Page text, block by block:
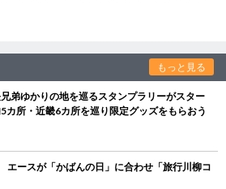
もっと見る
弟ゆかりの地を巡るスタンプラリーがスター
所・近畿6カ所を巡り限定グッズをもらおう
ースが「かばんの日」に合わせ「旅行川柳コ